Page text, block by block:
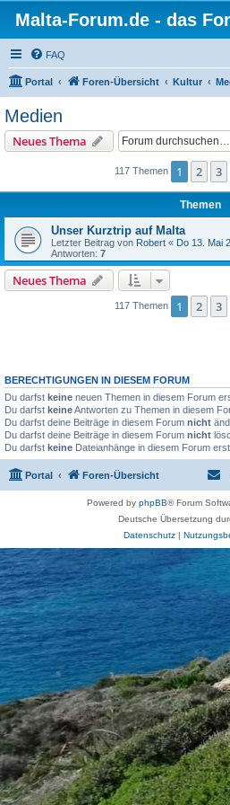
Malta-Forum.de - das
FAQ
Portal Foren-Übersicht Kultur
Medien
Neues Thema
117 Themen 1 2 3
Themen
Unser Kurztrip auf Malta
Letzter Beitrag von Robert « Do 13. Mai
Antworten: 7
Neues Thema
117 Themen 1 2 3
BERECHTIGUNGEN IN DIESEM FORUM
Du darfst keine neuen Themen in diesem Forum
Du darfst keineAntworten zu Themen in diesem
Du darfst deine Beiträge in diesem Forum nicht
Du darfst deine Beiträge in diesem Forum nicht
Du darfst keine Dateianhänge in diesem Forum
Portal Foren-Übersicht
Powered by phpBB® Forum
Deutsche Übersetzung
Datenschutz|